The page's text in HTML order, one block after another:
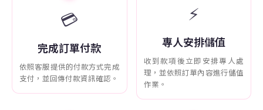
💳
完成訂單付款
依照客服提供的付款方式完成
支付，並回傳付款資訊確認。
⚡
專人安排儲值
收到款項後立即安排專人處
理，並依照訂單內容進行儲值
作業。